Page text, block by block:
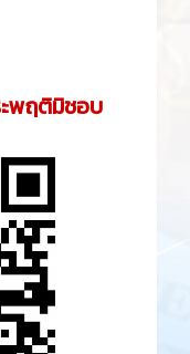
ะพฤติมิชอบ